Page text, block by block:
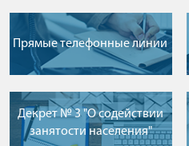
Прямые телефонные линии
Декрет № 3 "О содействии
занятости населения"